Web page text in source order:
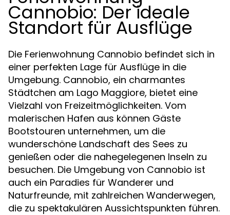
Cannobio: Der ideale
Standort für Ausflüge
Die Ferienwohnung Cannobio befindet sich in
einer perfekten Lage für Ausflüge in die
Umgebung. Cannobio, ein charmantes
Städtchen am Lago Maggiore, bietet eine
Vielzahl von Freizeitmöglichkeiten. Vom
malerischen Hafen aus können Gäste
Bootstouren unternehmen, um die
wunderschöne Landschaft des Sees zu
genießen oder die nahegelegenen Inseln zu
besuchen. Die Umgebung von Cannobio ist
auch ein Paradies für Wanderer und
Naturfreunde, mit zahlreichen Wanderwegen,
die zu spektakulären Aussichtspunkten führen.